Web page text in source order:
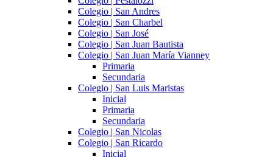
Colegio | San Andres
Colegio | San Charbel
Colegio | San José
Colegio | San Juan Bautista
Colegio | San Juan María Vianney
Primaria
Secundaria
Colegio | San Luis Maristas
Inicial
Primaria
Secundaria
Colegio | San Nicolas
Colegio | San Ricardo
Inicial